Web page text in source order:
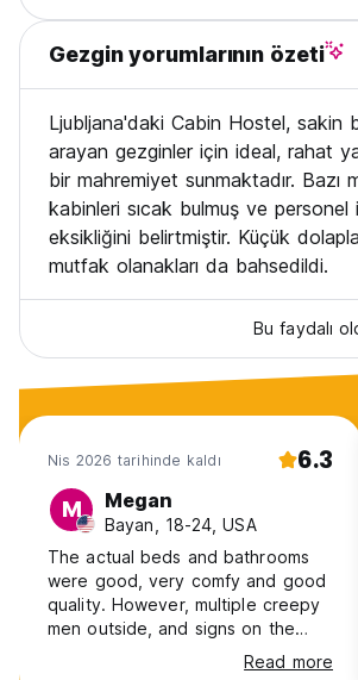
Gezgin yorumlarının özeti
Ljubljana'daki Cabin Hostel, sakin
arayan gezginler için ideal, rahat
bir mahremiyet sunmaktadır. Bazı
kabinleri sıcak bulmuş ve personel
eksikliğini belirtmiştir. Küçük dolaplar
mutfak olanakları da bahsedildi.
Bu faydalı
Nis 2026 tarihinde kaldı 6.3
M Megan
Bayan, 18-24, USA
The actual beds and bathrooms
were good, very comfy and good
quality. However, multiple creepy
men outside, and signs on the
door saying don’t let people in
are a bit scary. Other people’s
Read more